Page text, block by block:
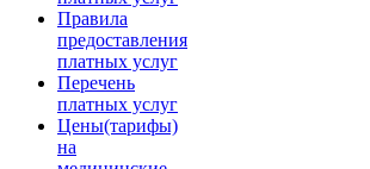
Правила
предоставления
платных услуг
Перечень
платных услуг
Цены(тарифы)
на